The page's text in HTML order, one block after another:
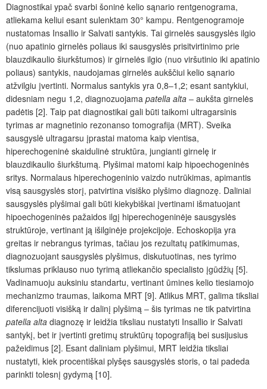
Diagnostikai ypač svarbi šoninė kelio sąnario rentgenograma,
atliekama keliui esant sulenktam 30° kampu. Rentgenogramoje
nustatomas Insallio ir Salvati santykis. Tai girnelės sausgyslės ilgio
(nuo apatinio girnelės poliaus iki sausgyslės prisitvirtinimo prie
blauzdikaulio šiurkštumos) ir girnelės ilgio (nuo viršutinio iki apatinio
poliaus) santykis, naudojamas girnelės aukščiui kelio sąnario
atžvilgiu įvertinti. Normalus santykis yra 0,8‒1,2; esant santykiui,
didesniam negu 1,2, diagnozuojama patella alta ‒ aukšta girnelės
padėtis [2]. Taip pat diagnostikai gali būti taikomi ultragarsinis
tyrimas ar magnetinio rezonanso tomografija (MRT). Sveika
sausgyslė ultragarsu įprastai matoma kaip vientisa,
hiperechogeninė skaidulinė struktūra, jungianti girnelę ir
blauzdikaulio šiurkštumą. Plyšimai matomi kaip hipoechogeninės
sritys. Normalaus hiperechogeninio vaizdo nutrūkimas, apimantis
visą sausgyslės storį, patvirtina visiško plyšimo diagnozę. Daliniai
sausgyslės plyšimai gali būti kiekybiškai įvertinami išmatuojant
hipoechogeninės pažaidos ilgį hiperechogeninėje sausgyslės
struktūroje, vertinant ją išilginėje projekcijoje. Echoskopija yra
greitas ir nebrangus tyrimas, tačiau jos rezultatų patikimumas,
diagnozuojant sausgyslės plyšimus, diskutuotinas, nes tyrimo
tikslumas priklauso nuo tyrimą atliekančio specialisto įgūdžių [5].
Vadinamuoju auksiniu standartu, vertinant ūmines kelio tiesiamojo
mechanizmo traumas, laikoma MRT [9]. Atlikus MRT, galima tiksliai
diferencijuoti visišką ir dalinį plyšimą ‒ šis tyrimas ne tik patvirtina
patella alta diagnozę ir leidžia tiksliau nustatyti Insallio ir Salvati
santykį, bet ir įvertinti gretimų struktūrų topografiją bei susijusius
pažeidimus [2]. Esant daliniam plyšimui, MRT leidžia tiksliai
nustatyti, kiek procentiškai plyšęs sausgyslės storis, o tai padeda
parinkti tolesnį gydymą [10].